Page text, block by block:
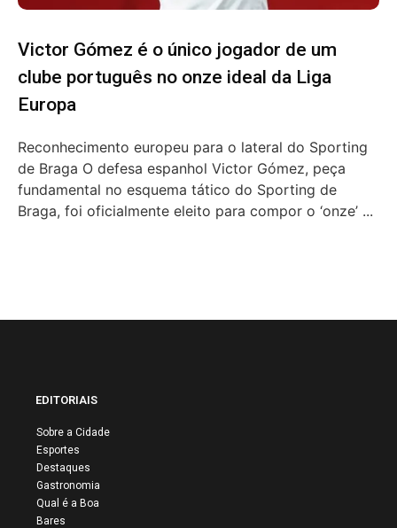
Victor Gómez é o único jogador de um
clube português no onze ideal da Liga
Europa
Reconhecimento europeu para o lateral do Sporting
de Braga O defesa espanhol Victor Gómez, peça
fundamental no esquema tático do Sporting de
Braga, foi oficialmente eleito para compor o ‘onze’ ...
EDITORIAIS
Sobre a Cidade
Esportes
Destaques
Gastronomia
Qual é a Boa
Bares